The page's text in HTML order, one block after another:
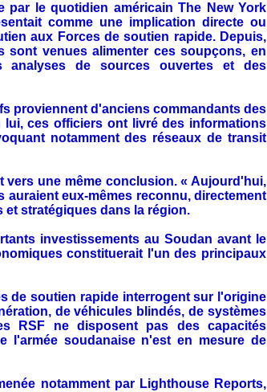
par le quotidien américain The New York
comme une implication directe ou
aux Forces de soutien rapide. Depuis,
sont venues alimenter ces soupçons, en
analyses de sources ouvertes et des
proviennent d'anciens commandants des
lui, ces officiers ont livré des informations
notamment des réseaux de transit
vers une même conclusion. « Aujourd'hui,
eux-mêmes reconnu, directement
stratégiques dans la région.
investissements au Soudan avant le
constituerait l'un des principaux
de soutien rapide interrogent sur l'origine
de véhicules blindés, de systèmes
RSF ne disposent pas des capacités
l'armée soudanaise n'est en mesure de
notamment par Lighthouse Reports,